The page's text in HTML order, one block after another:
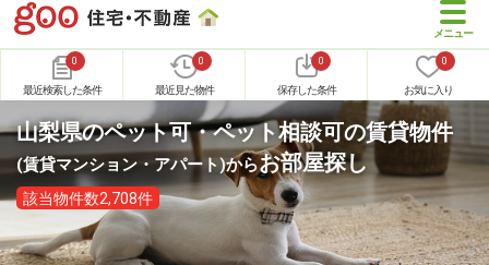
0
最近検索した条件
0
最近見た物件
0
保存した条件
0
お気に入り
山梨県のペット可・ペット相談可の賃貸物件
(賃貸マンション・アパート)からお部屋探し
該当物件数2,708件